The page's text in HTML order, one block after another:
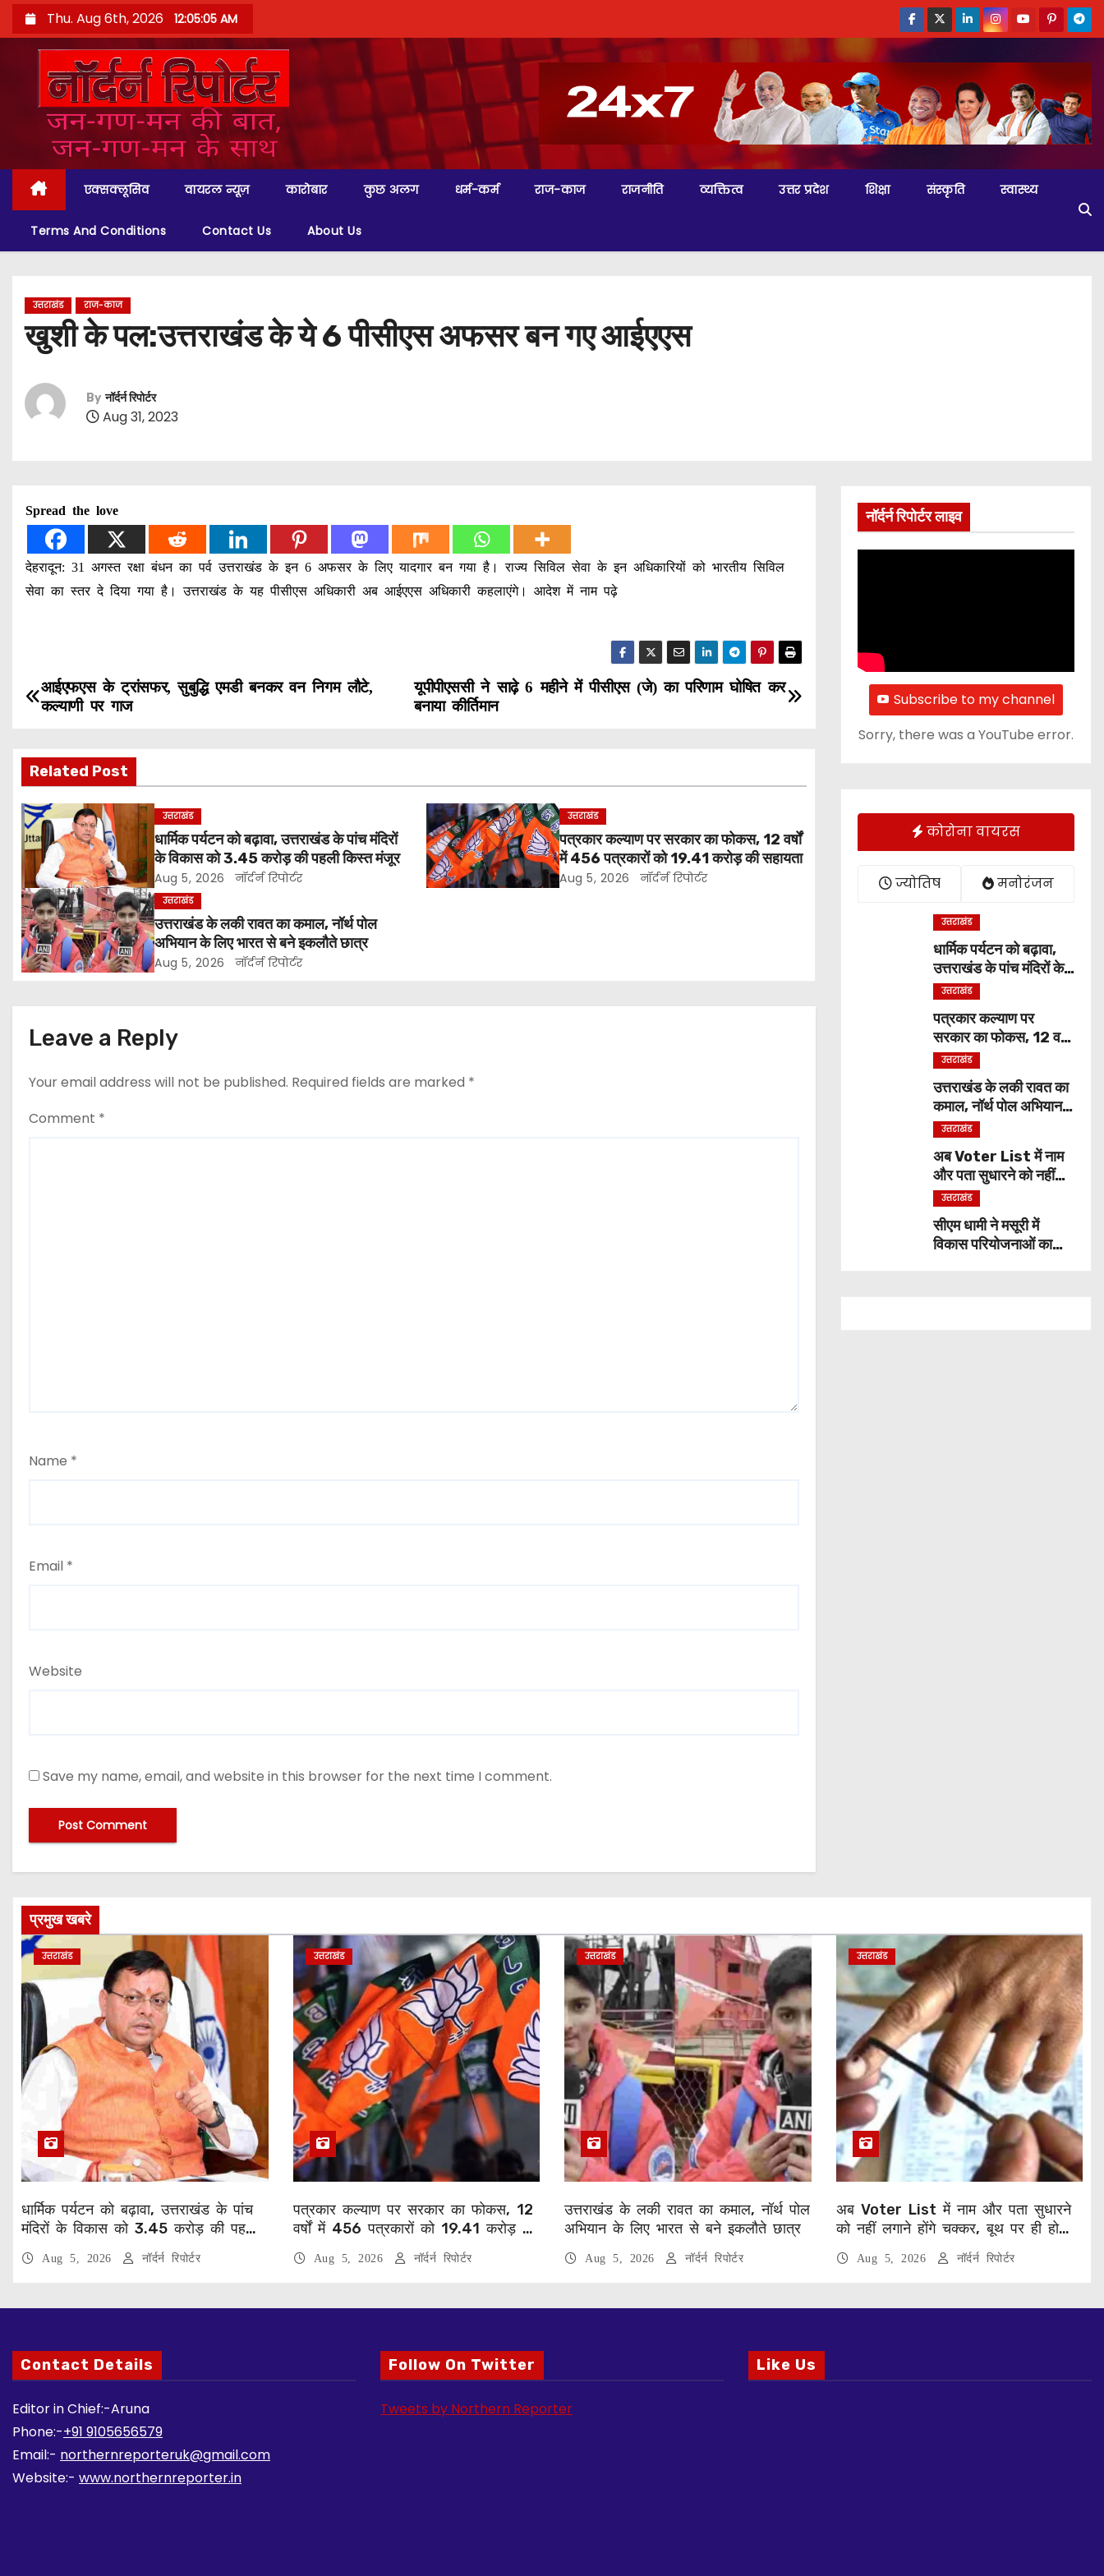
k
o
Thu. Aug 6th, 2026 12:05:06 AM
एक्सक्लूसिव वायरल न्यूज़ कारोबार कुछ अलग धर्म-कर्म राज-काज राजनीति व्यक्तित्व उत्तर प्रदेश शिक्षा संस्कृति स्वास्थ्य
Terms And Conditions Contact Us About Us
उत्तराखंड राज-काज
खुशी के पल:उत्तराखंड के ये 6 पीसीएस अफसर बन गए आईएएस
By नॉर्दर्न रिपोर्टर
Aug 31, 2023
Spread the love
देहरादून: 31 अगस्त रक्षा बंधन का पर्व उत्तराखंड के इन 6 अफसर के लिए यादगार बन गया है। राज्य सिविल सेवा के इन अधिकारियों को भारतीय सिविल
सेवा का स्तर दे दिया गया है। उत्तराखंड के यह पीसीएस अधिकारी अब आईएएस अधिकारी कहलाएंगे। आदेश में नाम पढ़े
P
s
t
n
a
v
i
g
t
i
o
यूपीपीएससी ने साढ़े 6 महीने में पीसीएस (जे) का परिणाम घोषित कर
बनाया कीर्तिमान
आईएफएस के ट्रांसफर, सुबुद्धि एमडी बनकर वन निगम लौटे,
कल्याणी पर गाज
Related Post
उत्तराखंड
धार्मिक पर्यटन को बढ़ावा, उत्तराखंड के पांच मंदिरों
के विकास को 3.45 करोड़ की पहली किस्त मंजूर
Aug 5, 2026 नॉर्दर्न रिपोर्टर
उत्तराखंड
पत्रकार कल्याण पर सरकार का फोकस, 12 वर्षों
में 456 पत्रकारों को 19.41 करोड़ की सहायता
Aug 5, 2026 नॉर्दर्न रिपोर्टर
उत्तराखंड
उत्तराखंड के लकी रावत का कमाल, नॉर्थ पोल
अभियान के लिए भारत से बने इकलौते छात्र
Aug 5, 2026 नॉर्दर्न रिपोर्टर
Leave a Reply
Your email address will not be published. Required fields are marked *
Comment *
Name *
Email *
Website
Save my name, email, and website in this browser for the next time I comment.
नॉर्दर्न रिपोर्टर लाइव
Subscribe to my channel
Sorry, there was a YouTube error.
कोरोना वायरस
ज्योतिष मनोरंजन
उत्तराखंड
धार्मिक पर्यटन को बढ़ावा,
उत्तराखंड के पांच मंदिरों के
विकास को 3.45 करोड़ की
उत्तराखंड
पत्रकार कल्याण पर
सरकार का फोकस, 12 वर्षों
में 456 पत्रकारों को
19.41 करोड़ की सहायता
उत्तराखंड
उत्तराखंड के लकी रावत का
कमाल, नॉर्थ पोल अभियान
के लिए भारत से बने इकलौते
उत्तराखंड
अब Voter List में नाम
और पता सुधारने को नहीं
लगाने होंगे चक्कर, बूथ पर
ही हो जाएगा काम
उत्तराखंड
सीएम धामी ने मसूरी में
विकास परियोजनाओं का
प्रमुख खबरे
उत्तराखंड
धार्मिक पर्यटन को बढ़ावा, उत्तराखंड के पांच
मंदिरों के विकास को 3.45 करोड़ की पहली
Aug 5, 2026 नॉर्दर्न रिपोर्टर
उत्तराखंड
पत्रकार कल्याण पर सरकार का फोकस, 12
वर्षों में 456 पत्रकारों को 19.41 करोड़ की
Aug 5, 2026 नॉर्दर्न रिपोर्टर
उत्तराखंड
उत्तराखंड के लकी रावत का कमाल, नॉर्थ पोल
अभियान के लिए भारत से बने इकलौते छात्र
Aug 5, 2026 नॉर्दर्न रिपोर्टर
उत्तराखंड
अब Voter List में नाम और पता सुधारने
को नहीं लगाने होंगे चक्कर, बूथ पर ही हो
Aug 5, 2026 नॉर्दर्न रिपोर्टर
Contact Details
Editor in Chief:-Aruna
Phone:-+91 9105656579
Email:- northernreporteruk@gmail.com
Website:- www.northernreporter.in
Follow On Twitter
Tweets by Northern Reporter
Like Us